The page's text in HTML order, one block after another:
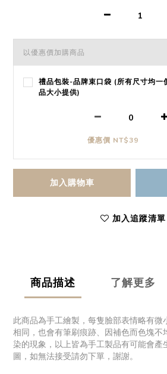
以優惠價加購商品
禮品包裝-品牌束口袋 (所有尺寸均一
品大小提供)
優惠價 NT$39
加入購物車
加入追蹤清單
商品描述 了解更多
此商品為手工繪製，每隻臉部表情略有微
相同，也會有筆刷痕跡、因補色而色塊不
染的現象，以上皆為手工製品有可能會產
圖，如無法接受請勿下單，謝謝。